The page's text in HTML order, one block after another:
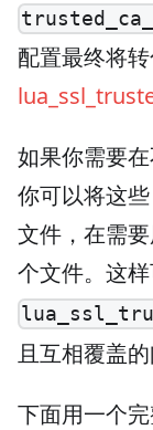
配置最终将
如果你需要
你可以将这
文件，在需
个文件。这
且互相覆盖的
下面用一个